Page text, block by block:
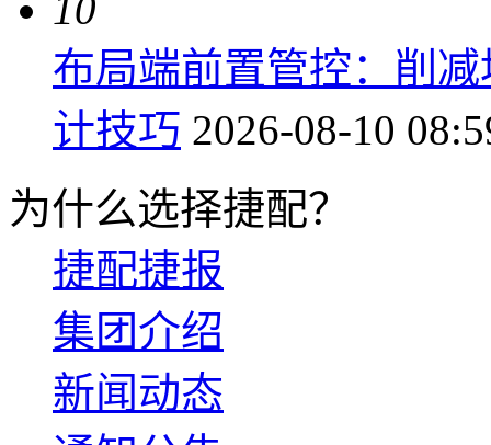
布局端前置管控：削
计技巧 2026-08-10
为什么选择捷配？
捷配捷报
集团介绍
新闻动态